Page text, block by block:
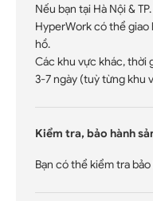
Nếu bạn tại Hà Nội &
HyperWork có thể
hồ.
Các khu vực khác, thời
3-7 ngày (tuỳ từng khu
Kiểm tra, bảo hành
Bạn có thể kiểm tra